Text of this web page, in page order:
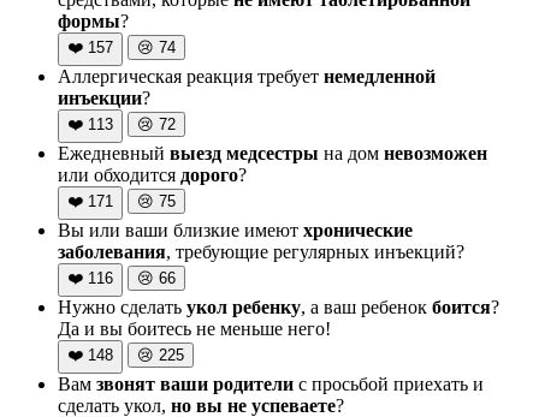
формы?
❤️ 157 😢 74
Аллергическая реакция требует немедленной
инъекции?
❤️ 113 😢 72
Ежедневный выезд медсестры на дом невозможен
или обходится дорого?
❤️ 171 😢 75
Вы или ваши близкие имеют хронические
заболевания, требующие регулярных инъекций?
❤️ 116 😢 66
Нужно сделать укол ребенку, а ваш ребенок боится?
Да и вы боитесь не меньше него!
❤️ 148 😢 225
Вам звонят ваши родители с просьбой приехать и
сделать укол, но вы не успеваете?